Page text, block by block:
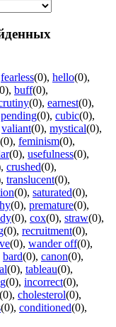
fearless(0), hello(0),
, buff(0),
(0), earnest(0),
pending(0), cubic(0),
valiant(0), mystical(0),
(0), feminism(0),
(0), usefulness(0),
, crushed(0),
, translucent(0),
(0), saturated(0),
(0), premature(0),
(0), cox(0), straw(0),
(0), recruitment(0),
(0), wander off(0),
bard(0), canon(0),
(0), tableau(0),
(0), incorrect(0),
(0), cholesterol(0),
(0), conditioned(0),